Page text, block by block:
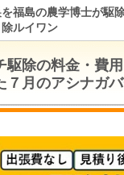
福島の農学博士が駆
除ルイワン
駆除の料金・費
７月のアシナガ